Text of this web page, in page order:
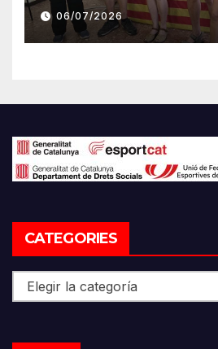
06/07/2026
CATEGORIES
Categories